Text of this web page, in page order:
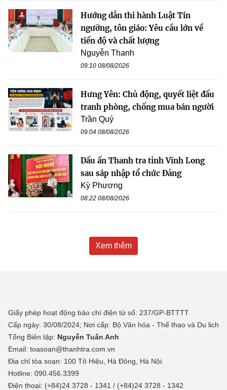
Hướng dẫn thi hành Luật Tín
ngưỡng, tôn giáo: Yêu cầu lớn về
tiến độ và chất lượng
Nguyễn Thanh
09:10 08/08/2026
Hưng Yên: Chủ động, quyết liệt đấu
tranh phòng, chống mua bán người
Trần Quý
09:04 08/08/2026
Dấu ấn Thanh tra tỉnh Vĩnh Long
sau sáp nhập tổ chức Đảng
Kỳ Phương
08:22 08/08/2026
Xem thêm
Giấy phép hoạt động báo chí điện tử số: 237/GP-BTTTT
Cấp ngày: 30/08/2024; Nơi cấp: Bộ Văn hóa - Thể thao và Du lịch
Tổng Biên tập: Nguyễn Tuấn Anh
Email: toasoan@thanhtra.com.vn
Địa chỉ tòa soạn: 100 Tô Hiệu, Hà Đông, Hà Nội.
Hotline: 090.456.3399
Điện thoại: (+84)24 3728 - 1341 / (+84)24 3728 - 1342